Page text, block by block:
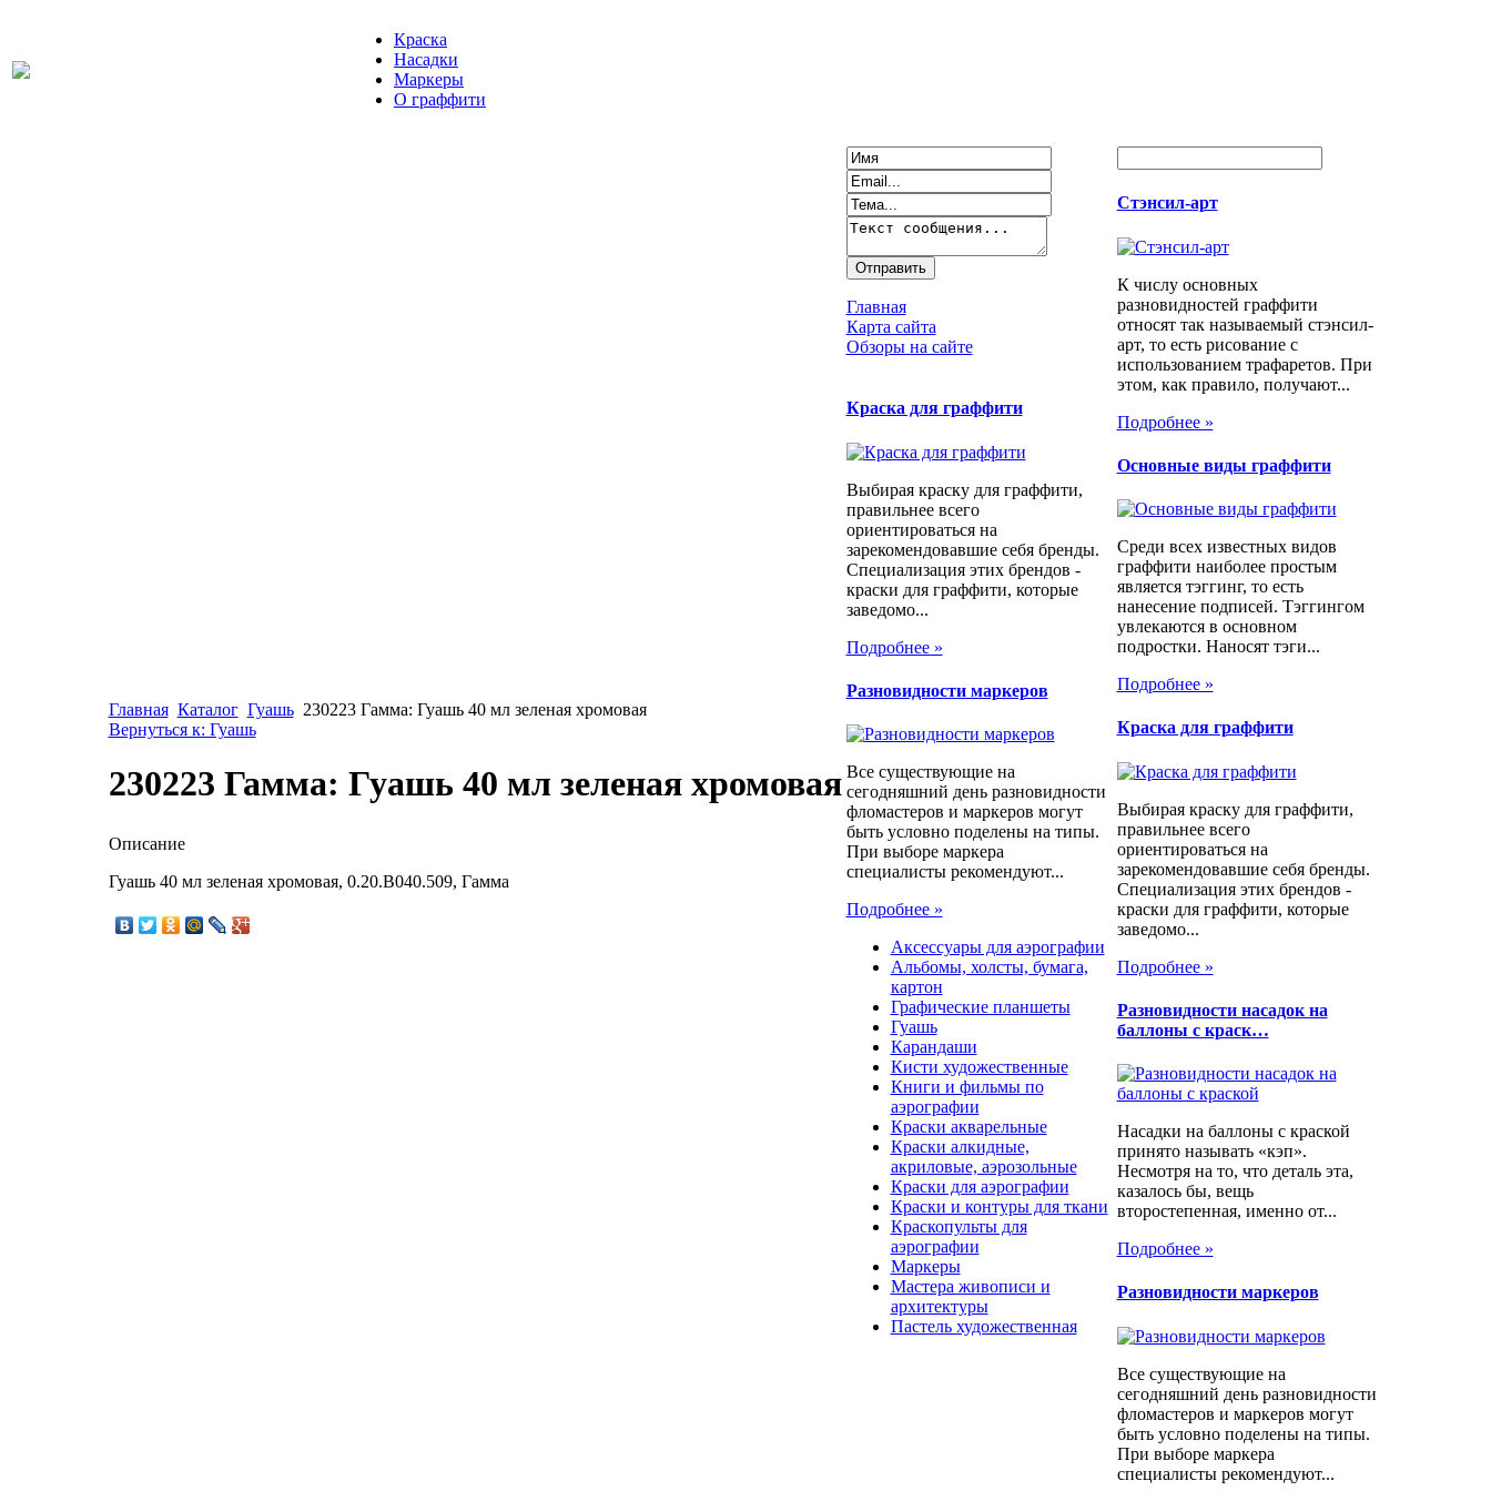
Краска
Насадки
Маркеры
О граффити
Главная Каталог Гуашь 230223 Гамма: Гуашь 40 мл зеленая хромовая
Вернуться к: Гуашь
230223 Гамма: Гуашь 40 мл зеленая хромовая
Описание
Гуашь 40 мл зеленая хромовая, 0.20.В040.509, Гамма
Главная
Карта сайта
Обзоры на сайте
Краска для граффити
Выбирая краску для граффити,
правильнее всего
ориентироваться на
зарекомендовавшие себя бренды.
Специализация этих брендов -
краски для граффити, которые
заведомо...
Подробнее »
Разновидности маркеров
Все существующие на
сегодняшний день разновидности
фломастеров и маркеров могут
быть условно поделены на типы.
При выборе маркера
специалисты рекомендуют...
Подробнее »
Аксессуары для аэрографии
Альбомы, холсты, бумага,
картон
Графические планшеты
Гуашь
Карандаши
Кисти художественные
Книги и фильмы по
аэрографии
Краски акварельные
Краски алкидные,
акриловые, аэрозольные
Краски для аэрографии
Краски и контуры для ткани
Краскопульты для
аэрографии
Маркеры
Мастера живописи и
архитектуры
Пастель художественная
Стэнсил-арт
К числу основных
разновидностей граффити
относят так называемый стэнсил-
арт, то есть рисование с
использованием трафаретов. При
этом, как правило, получают...
Подробнее »
Основные виды граффити
Среди всех известных видов
граффити наиболее простым
является тэггинг, то есть
нанесение подписей. Тэггингом
увлекаются в основном
подростки. Наносят тэги...
Подробнее »
Краска для граффити
Выбирая краску для граффити,
правильнее всего
ориентироваться на
зарекомендовавшие себя бренды.
Специализация этих брендов -
краски для граффити, которые
заведомо...
Подробнее »
Разновидности насадок на
баллоны с краск…
Насадки на баллоны с краской
принято называть «кэп».
Несмотря на то, что деталь эта,
казалось бы, вещь
второстепенная, именно от...
Подробнее »
Разновидности маркеров
Все существующие на
сегодняшний день разновидности
фломастеров и маркеров могут
быть условно поделены на типы.
При выборе маркера
специалисты рекомендуют...